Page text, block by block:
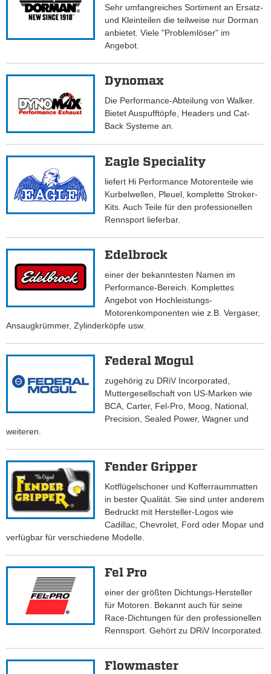
Sehr umfangreiches Sortiment an Ersatz-
und Kleinteilen die teilweise nur Dorman
anbietet. Viele "Problemlöser" im
Angebot.
Dynomax
Die Performance-Abteilung von Walker.
Bietet Auspufftöpfe, Headers und Cat-
Back Systeme an.
Eagle Speciality
liefert Hi Performance Motorenteile wie
Kurbelwellen, Pleuel, komplette Stroker-
Kits. Auch Teile für den professionellen
Rennsport lieferbar.
Edelbrock
einer der bekanntesten Namen im
Performance-Bereich. Komplettes
Angebot von Hochleistungs-
Motorenkomponenten wie z.B. Vergaser,
Ansaugkrümmer, Zylinderköpfe usw.
Federal Mogul
zugehörig zu DRiV Incorporated,
Muttergesellschaft von US-Marken wie
BCA, Carter, Fel-Pro, Moog, National,
Precision, Sealed Power, Wagner und
weiteren.
Fender Gripper
Kotflügelschoner und Kofferraummatten
in bester Qualität. Sie sind unter anderem
Bedruckt mit Hersteller-Logos wie
Cadillac, Chevrolet, Ford oder Mopar und
verfügbar für verschiedene Modelle.
Fel Pro
einer der größten Dichtungs-Hersteller
für Motoren. Bekannt auch für seine
Race-Dichtungen für den professionellen
Rennsport. Gehört zu DRiV Incorporated.
Flowmaster